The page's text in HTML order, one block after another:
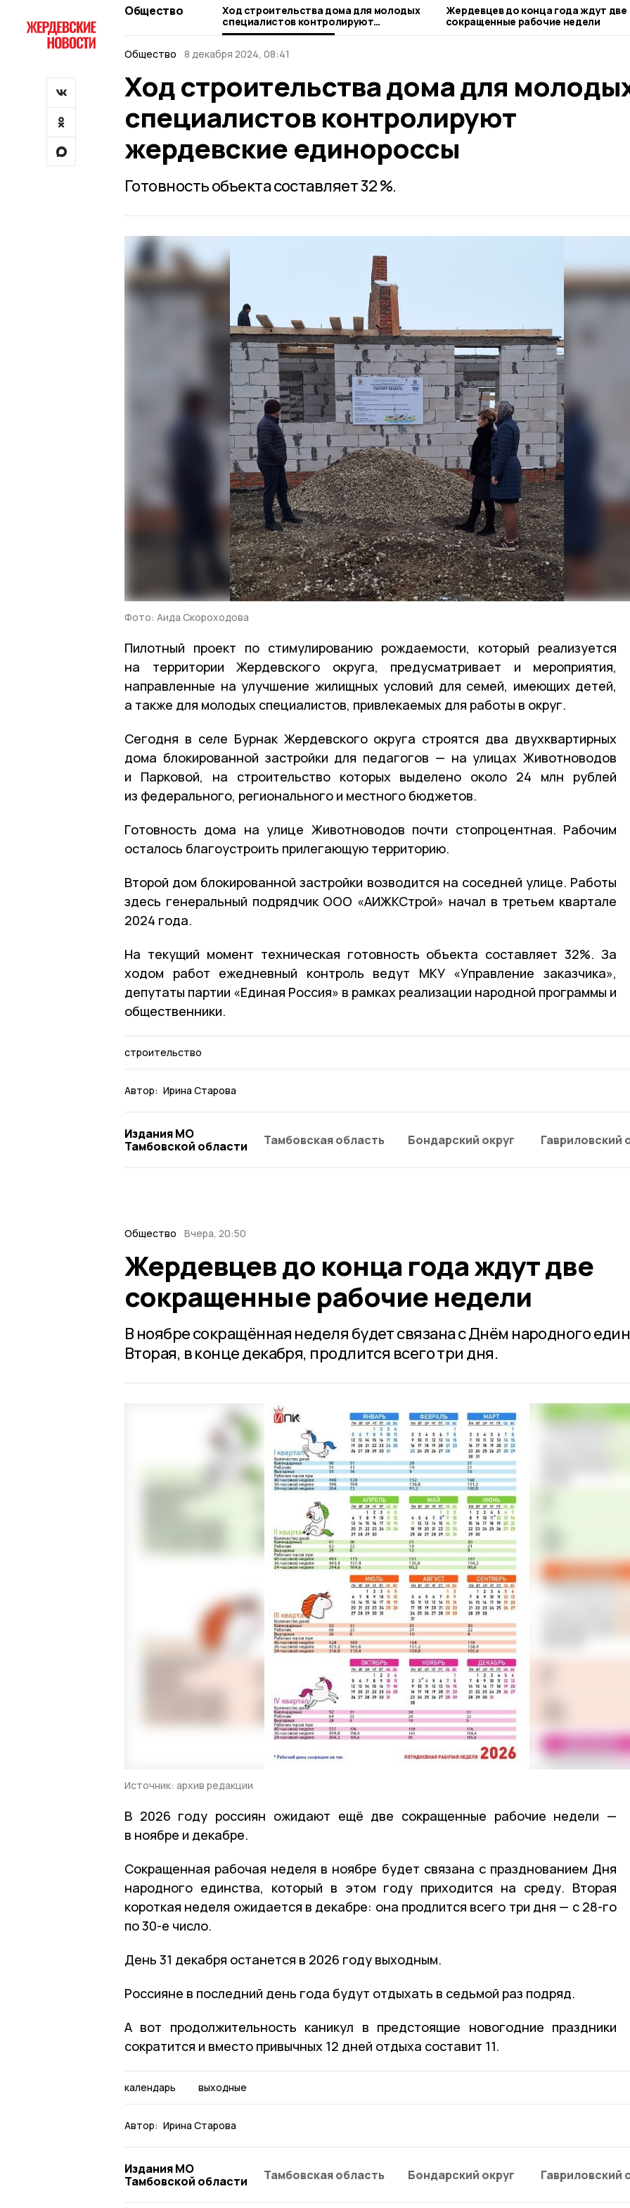
Общество
Ход строительства дома для молодых
специалистов контролируют
жердевские единороссы
Жердевцев до конца года ждут две
сокращенные рабочие недели
Общество
8 декабря 2024, 08:41
Ход строительства дома для
специалистов контролируют
жердевские единороссы
Готовность объекта составляет 32 %.
Фото: Аида Скороходова
Пилотный проект по стимулированию рождаемости, который реализуется
на территории Жердевского округа, предусматривает и мероприятия,
направленные на улучшение жилищных условий для семей, имеющих детей,
а также для молодых специалистов, привлекаемых для работы в округ.
Сегодня в селе Бурнак Жердевского округа строятся два двухквартирных
дома блокированной застройки для педагогов — на улицах Животноводов
и Парковой, на строительство которых выделено около 24 млн рублей
из федерального, регионального и местного бюджетов.
Готовность дома на улице Животноводов почти стопроцентная. Рабочим
осталось благоустроить прилегающую территорию.
Второй дом блокированной застройки возводится на соседней улице. Работы
здесь генеральный подрядчик ООО «АИЖКСтрой» начал в третьем квартале
2024 года.
На текущий момент техническая готовность объекта составляет 32%. За
ходом работ ежедневный контроль ведут МКУ «Управление заказчика»,
депутаты партии «Единая Россия» в рамках реализации народной программы и
общественники.
строительство
Автор: Ирина Старова
Издания МО
Тамбовской области
Тамбовская область Бондарский округ Гавриловский
Общество Вчера, 20:50
Жердевцев до конца года ждут две
сокращенные рабочие недели
В ноябре сокращённая неделя будет связана с Днём народного
Вторая, в конце декабря, продлится всего три дня.
Источник: архив редакции
В 2026 году россиян ожидают ещё две сокращенные рабочие недели —
в ноябре и декабре.
Сокращенная рабочая неделя в ноябре будет связана с празднованием Дня
народного единства, который в этом году приходится на среду. Вторая
короткая неделя ожидается в декабре: она продлится всего три дня — с 28-го
по 30-е число.
День 31 декабря останется в 2026 году выходным.
Россияне в последний день года будут отдыхать в седьмой раз подряд.
А вот продолжительность каникул в предстоящие новогодние праздники
сократится и вместо привычных 12 дней отдыха составит 11.
календарь выходные
Автор: Ирина Старова
Издания МО
Тамбовской области
Тамбовская область Бондарский округ Гавриловский